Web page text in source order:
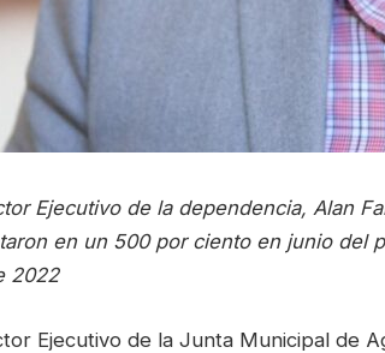
Ejecutivo de la dependencia, Alan
en un 500 por ciento en junio del
2022
Ejecutivo de la Junta Municipal de